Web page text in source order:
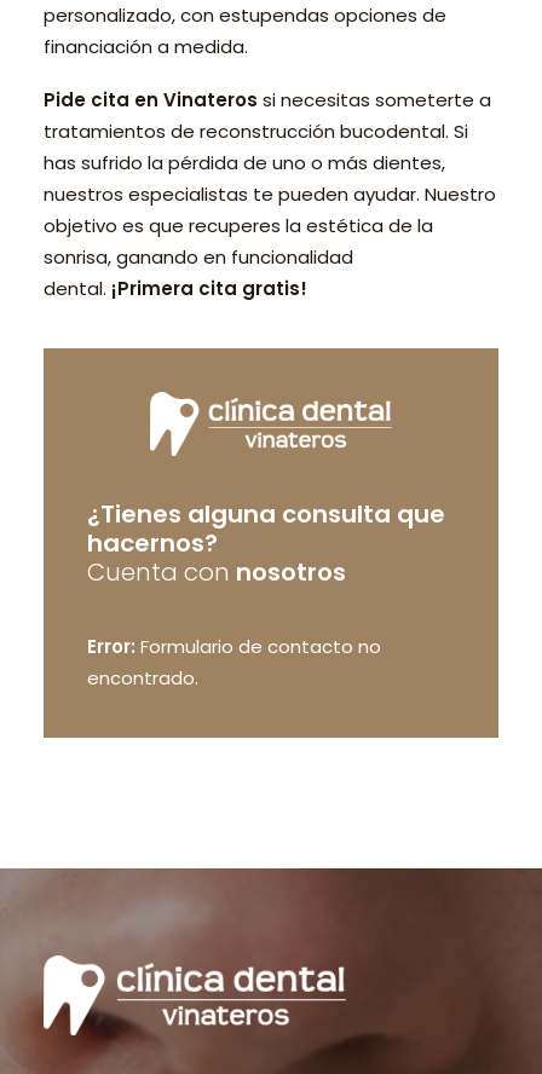
personalizado, con estupendas opciones de
financiación a medida.
Pide cita en Vinateros si necesitas someterte a
tratamientos de reconstrucción bucodental. Si
has sufrido la pérdida de uno o más dientes,
nuestros especialistas te pueden ayudar. Nuestro
objetivo es que recuperes la estética de la
sonrisa, ganando en funcionalidad
dental. ¡Primera cita gratis!
¿Tienes alguna consulta que
hacernos?
Cuenta con nosotros
Error: Formulario de contacto no
encontrado.